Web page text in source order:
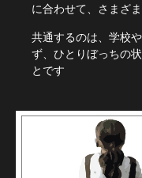
に合わせて、さまざ
共通するのは、学校
ず、ひとりぼっちの
とです